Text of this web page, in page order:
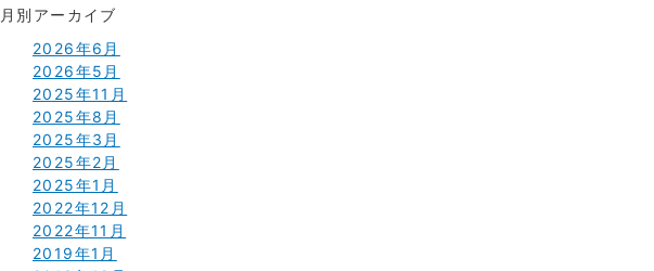
月別アーカイブ
2026年6月
2026年5月
2025年11月
2025年8月
2025年3月
2025年2月
2025年1月
2022年12月
2022年11月
2019年1月